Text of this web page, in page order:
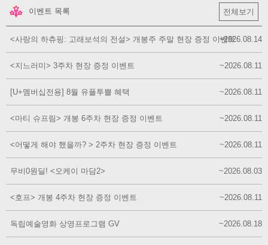
이벤트 목록 전체보기
<사랑의 하츄핑: 고래보석의 전설> 개봉주 주말 현장 증정 이벤트~2026.08.14
<지느러미> 3주차 현장 증정 이벤트 ~2026.08.11
[U+멤버십전용] 8월 유플투쁠 혜택 ~2026.08.11
<마티 슈프림> 개봉 6주차 현장 증정 이벤트 ~2026.08.11
<어떻게 해야 했을까? > 2주차 현장 증정 이벤트 ~2026.08.11
무비0원딜! <오케이 마담2> ~2026.08.03
<호프> 개봉 4주차 현장 증정 이벤트 ~2026.08.11
독립예술영화 상영프로그램 GV ~2026.08.18